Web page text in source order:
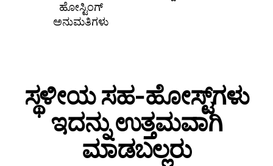
ಹೋಸ್ಟಿಂಗ್
ಅನುಮತಿಗಳು
ಸ್ಥಳೀಯ ಸಹ‑ಹೋಸ್ಟ್‌ಗಳು
ಇದನ್ನು ಉತ್ತಮವಾಗಿ
ಮಾಡಬಲ್ಲರು